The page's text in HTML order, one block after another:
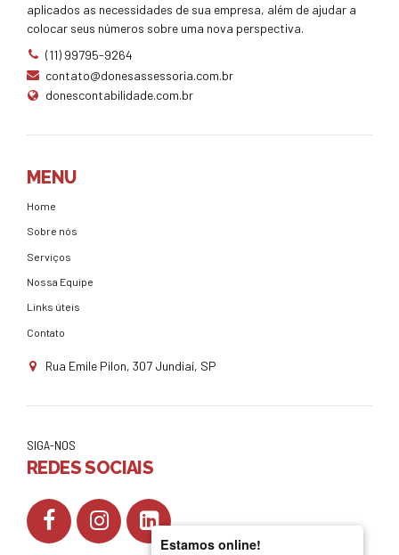
Estamos online!
aplicados as necessidades de sua empresa, além de ajudar a
colocar seus números sobre uma nova perspectiva.
(11) 99795-9264
contato@donesassessoria.com.br
donescontabilidade.com.br
MENU
Home
Sobre nós
Serviços
Nossa Equipe
Links úteis
Contato
Rua Emile Pilon, 307 Jundiaí, SP
SIGA-NOS
REDES SOCIAIS